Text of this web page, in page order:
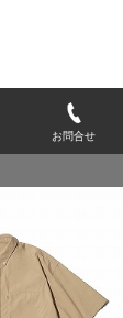
お問合せ